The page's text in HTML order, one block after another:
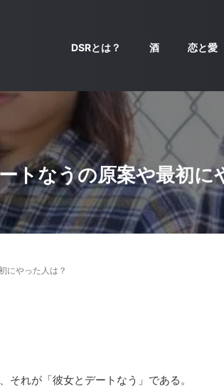
DSRとは？ 酒 恋と愛
トなうの原案や最初に
にやった人は？
れが「彼女とデートなう」である。